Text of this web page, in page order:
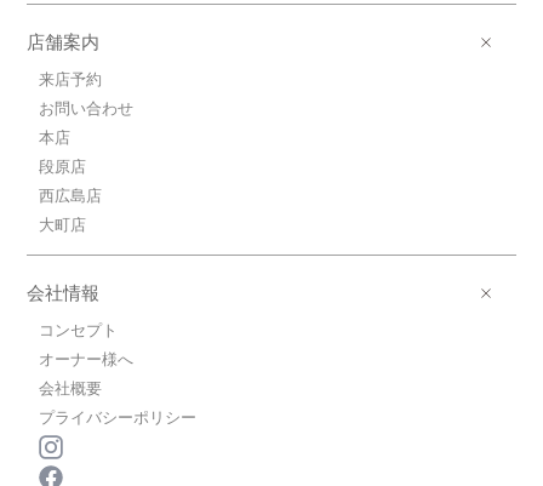
店舗案内
来店予約
お問い合わせ
本店
段原店
西広島店
大町店
会社情報
コンセプト
オーナー様へ
会社概要
プライバシーポリシー